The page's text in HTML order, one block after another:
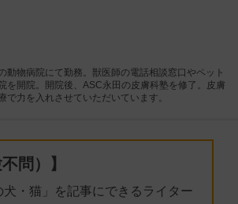
物病院にて勤務。獣医師の電話相談窓口やペット
を開院。開院後、ASC永田の皮膚科塾を修了。皮膚
力を入れさせていただいています。
問）】
・猫」を記事にできるライター